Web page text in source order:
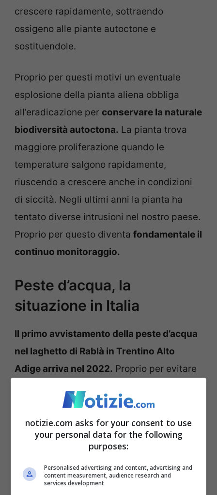
crescere rapidamente, sottraendo
ossigeno alle piante autoctone e
sostituendole.
Proprio per questi motivi un eventuale
esplosione della pianta aliena obbliga
all’eradicazione per conservare la naturale
biodiversità autoctona. La pianta trova
maggiore proliferazione quando le
temperature salgono rapidamente,
riuscendo a crescere anche in condizioni
di siccità. Negli ultimi anni la pianta ha
tentato diverse intrusioni nel nostro paese.
Proprio per questo diventa fondamentale il
continuo monitoraggio.
Peste d’acqua, la
situazione in Italia
Il primo avvistamento della peste d’acqua
nel laghetto di Rablà in Trentino Alto
Adige arriva nel 2022. Proprio per evitare
abbassare il livello dell’acqua del lago,
andando a installare una griglia nel punto
di eflusso. Così le piante sono state
smaltite.
notizie.com asks for your consent to use
your personal data for the following
purposes:
Personalised advertising and content, advertising and
content measurement, audience research and
services development